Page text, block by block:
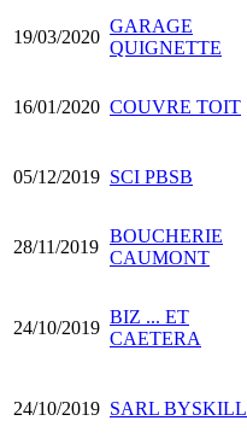
19/03/2020
GARAGE
QUIGNETTE
16/01/2020 COUVRE TOIT
05/12/2019 SCI PBSB
28/11/2019
BOUCHERIE
CAUMONT
24/10/2019
BIZ ... ET
CAETERA
24/10/2019 SARL BYSKILL